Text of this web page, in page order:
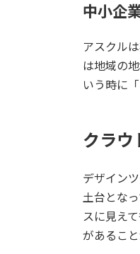
中小企
アスクル
は地域の
いう時に
クラウ
デザイン
土台とな
スに見え
があるこ